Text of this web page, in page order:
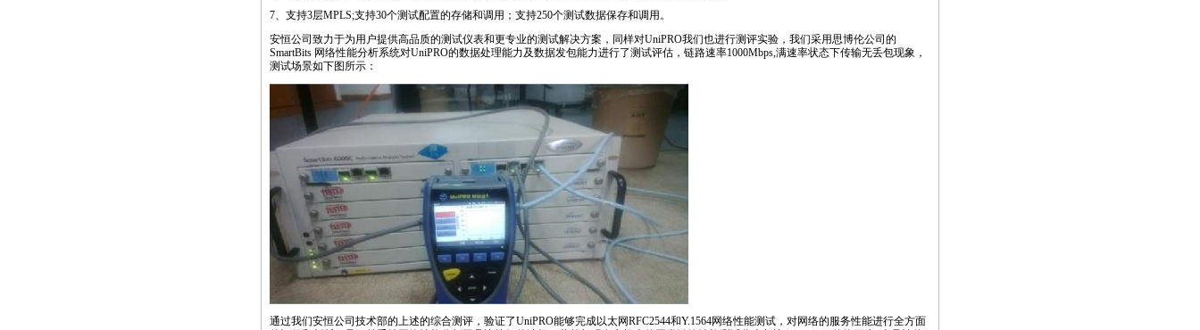
7、支持3层MPLS;支持30个测试配置的存储和调用；支持250个测试数据保存和调用。
安恒公司致力于为用户提供高品质的测试仪表和更专业的测试解决方案，同样对UniPRO我们也进行测评实验，我们采用思博伦公司的
SmartBits 网络性能分析系统对UniPRO的数据处理能力及数据发包能力进行了测试评估，链路速率1000Mbps,满速率状态下传输无丢包现象，
测试场景如下图所示：
通过我们安恒公司技术部的上述的综合测评，验证了UniPRO能够完成以太网RFC2544和Y.1564网络性能测试，对网络的服务性能进行全方面